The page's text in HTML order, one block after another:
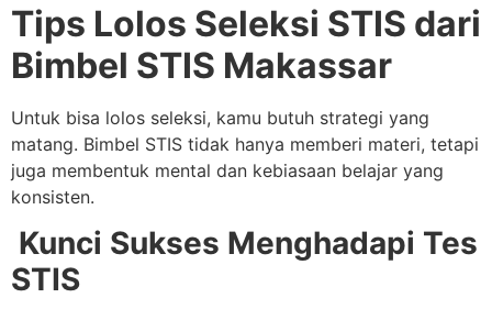
Tips Lolos Seleksi STIS dari
Bimbel STIS Makassar
Untuk bisa lolos seleksi, kamu butuh strategi yang
matang. Bimbel STIS tidak hanya memberi materi, tetapi
juga membentuk mental dan kebiasaan belajar yang
konsisten.
Kunci Sukses Menghadapi Tes
STIS